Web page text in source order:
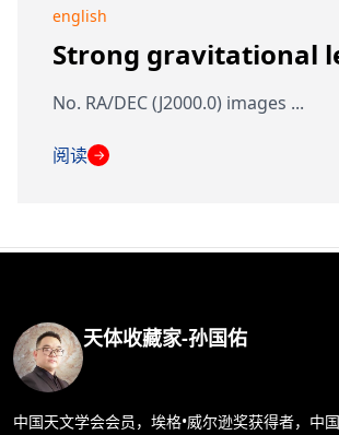
english
Strong gravitational
No. RA/DEC (J2000.0) images ...
阅读 →
天体收藏家-孙国佑
中国天文学会会员，埃格•威尔逊奖获得者，中